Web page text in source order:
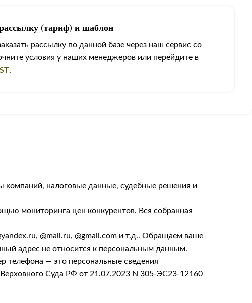
(тариф) и шаблон
рассылку по данной базе через наш сервис со
условия у наших менеджеров или перейдите в
.
компаний, налоговые данные, судебные решения и
мониторинга цен конкурентов. Вся собранная
@mail.ru, @gmail.com и т.д.. Обращаем ваше
адрес не относится к персональным данным.
телефона — это персональные сведения
Суда РФ от 21.07.2023 N 305-ЭС23-12160